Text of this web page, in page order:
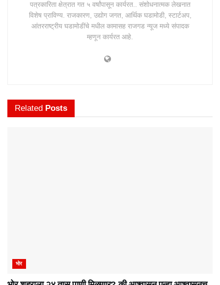
पत्रकारिता क्षेत्रात गत ५ वर्षांपासून कार्यरत.. संशोधनात्मक लेखनात
विशेष प्राविण्य. राजकारण, उद्योग जगत, आर्थिक घडामोडी, स्टार्टअप,
आंतरराष्ट्रीय घडामोडींचे मधील कामासह राजगड न्यूज मध्ये संपादक
म्हणून कार्यरत आहे.
Related Posts
भोर